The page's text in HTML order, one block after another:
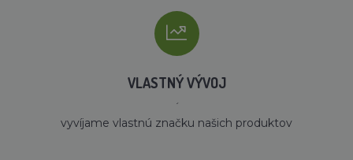
VLASTNÝ VÝVOJ
´
vyvíjame vlastnú značku našich produktov